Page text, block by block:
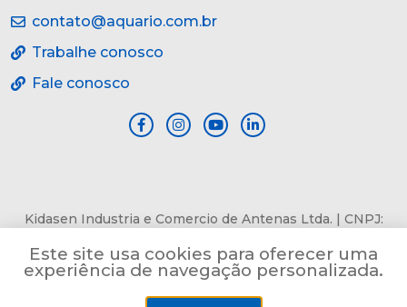
contato@aquario.com.br
Trabalhe conosco
Fale conosco
Kidasen Industria e Comercio de Antenas Ltda. | CNPJ:
Bertioga, Maringá, PR, CEP: 87055-405
Este site usa cookies para oferecer uma
experiência de navegação personalizada.